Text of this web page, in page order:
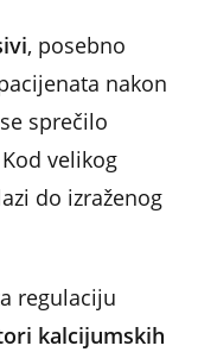
, posebno
nakon
sprečilo
velikog
do izraženog
regulaciju
kalcijumskih